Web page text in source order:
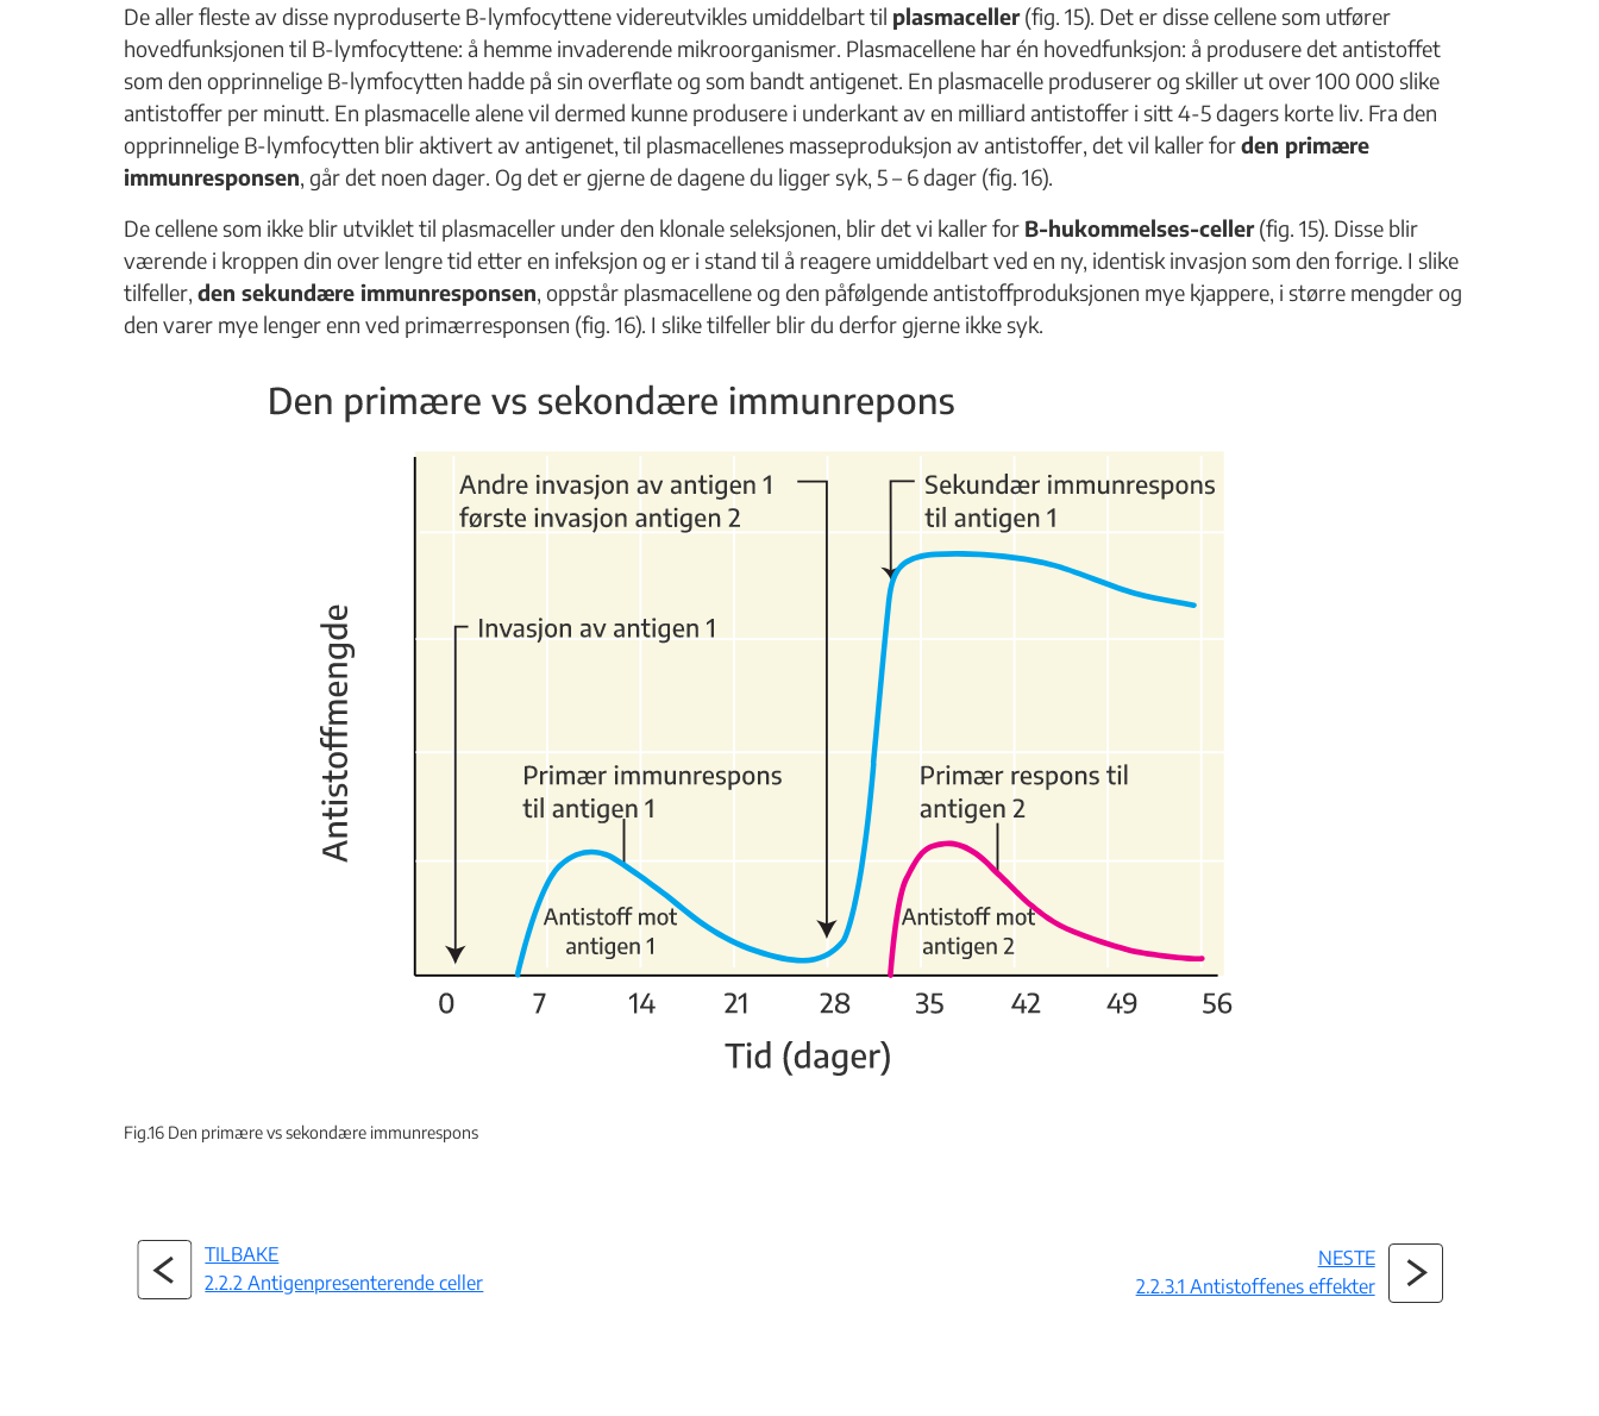
De aller fleste av disse nyproduserte B-lymfocyttene videreutvikles umiddelbart til plasmaceller(fig. 15). Det er disse cellene som utfører
hovedfunksjonen til B-lymfocyttene: å hemme invaderende mikroorganismer. Plasmacellene har én hovedfunksjon: å produsere det antistoffet
som den opprinnelige B-lymfocytten hadde på sin overflate og som bandt antigenet. En plasmacelle produserer og skiller ut over 100 000 slike
antistoffer per minutt. En plasmacelle alene vil dermed kunne produsere i underkant av en milliard antistoffer i sitt 4-5 dagers korte liv. Fra den
opprinnelige B-lymfocytten blir aktivert av antigenet, til plasmacellenes masseproduksjon av antistoffer, det vil kaller forden primære
immunresponsen , går det noen dager. Og det er gjerne de dagene du ligger syk, 5 – 6 dager (fig. 16).
De cellene som ikke blir utviklet til plasmaceller under den klonale seleksjonen, blir det vi kaller for B-hukommelses-celler(fig. 15). Disse blir
værende i kroppen din over lengre tid etter en infeksjon og er i stand til å reagere umiddelbart ved en ny, identisk invasjon som den forrige. I slike
tilfeller, den sekundære immunresponsen , oppstår plasmacellene og den påfølgende antistoffproduksjonen mye kjappere, i større mengder og
den varer mye lenger enn ved primærresponsen (fig. 16). I slike tilfeller blir du derfor gjerne ikke syk.
Fig.16 Den primære vs sekondære immunrespons
TILBAKE
2.2.2 Antigenpresenterende celler
NESTE
2.2.3.1 Antistoffenes effekter